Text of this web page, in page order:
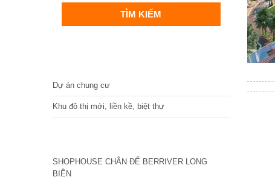
Dự án chung cư
Khu đô thị mới, liền kề, biệt thự
SHOPHOUSE CHÂN ĐẾ BERRIVER LONG
BIÊN